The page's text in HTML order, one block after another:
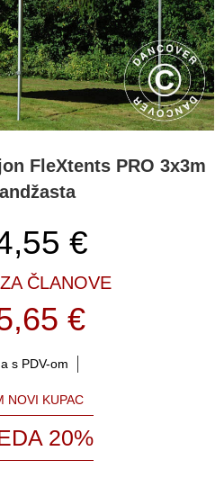
FleXtents PRO 3x3m
€
ČLANOVE
€
s PDV-om
NOVI KUPAC
20%